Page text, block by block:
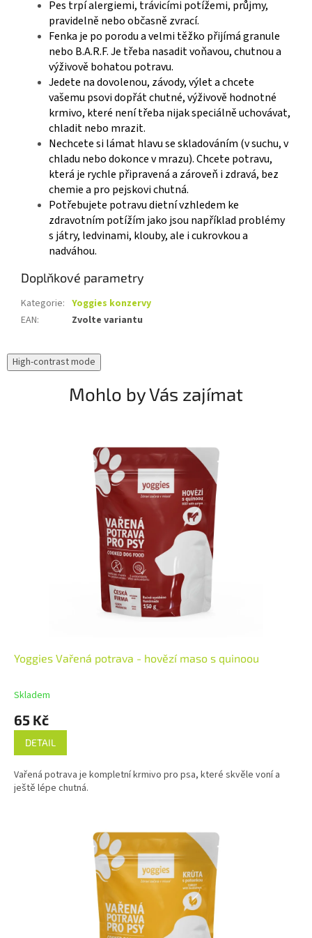
Pes trpí alergiemi, trávicími potížemi, průjmy,
pravidelně nebo občasně zvrací.
Fenka je po porodu a velmi těžko přijímá granule
nebo B.A.R.F. Je třeba nasadit voňavou, chutnou a
výživově bohatou potravu.
Jedete na dovolenou, závody, výlet a chcete
vašemu psovi dopřát chutné, výživově hodnotné
krmivo, které není třeba nijak speciálně uchovávat,
chladit nebo mrazit.
Nechcete si lámat hlavu se skladováním (v suchu, v
chladu nebo dokonce v mrazu). Chcete potravu,
která je rychle připravená a zároveň i zdravá, bez
chemie a pro pejskovi chutná.
Potřebujete potravu dietní vzhledem ke
zdravotním potížím jako jsou například problémy
s játry, ledvinami, klouby, ale i cukrovkou a
nadváhou.
Doplňkové parametry
Kategorie: Yoggies konzervy
EAN: Zvolte variantu
High-contrast mode
Mohlo by Vás zajímat
Yoggies Vařená potrava - hovězí maso s quinoou
Skladem
65 Kč
DETAIL
Vařená potrava je kompletní krmivo pro psa, které skvěle voní a
ještě lépe chutná.